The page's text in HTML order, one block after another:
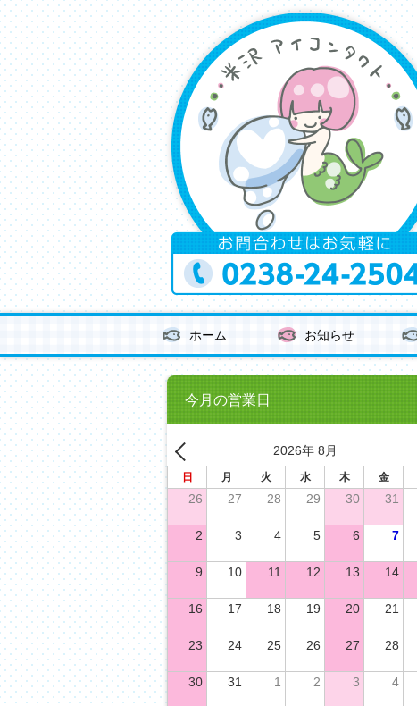
ホーム お知らせ
今月の営業日
2026年 8月
日 月 火 水 木 金
26 27 28 29 30 31
2 3 4 5 6 7
9 10 11 12 13 14
16 17 18 19 20 21
23 24 25 26 27 28
30 31 1 2 3 4